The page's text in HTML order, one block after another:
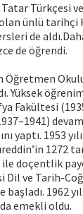
Türkçesi ve
ünlü tarihçi
de
de öğrendi.
Öğretmen
Yüksek
Fakültesi
yaptı. 1953
1272
doçentlik
Dil ve Tarih-
başladı. 1962
emekli oldu.